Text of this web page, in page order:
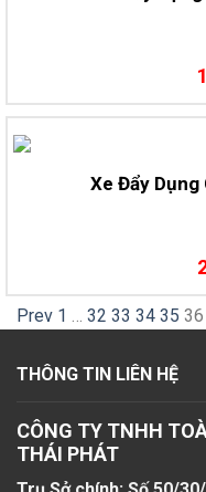
Xe Đẩy Dụng
Prev 1 … 32 33 34 35 36
THÔNG TIN LIÊN HỆ
CÔNG TY TNHH
THÁI PHÁT